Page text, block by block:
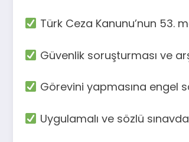
Türk Ceza Kanunu’nun
Güvenlik soruşturması ve
Görevini yapmasına engel
Uygulamalı ve sözlü